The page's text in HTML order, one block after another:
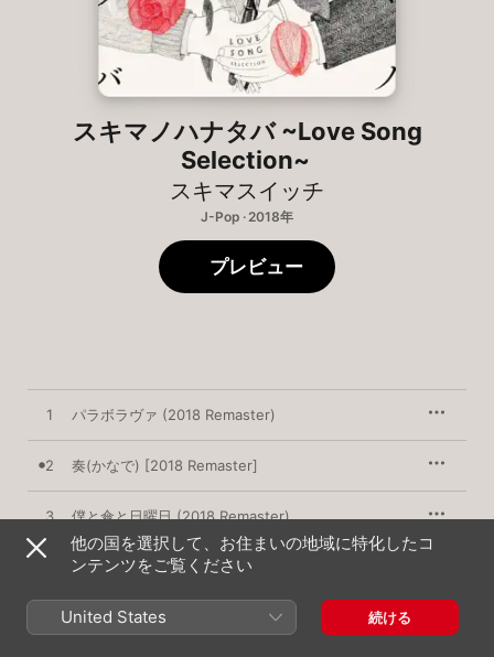
スキマノハナタバ ~Love Song
Selection~
スキマスイッチ
J-Pop · 2018年
プレビュー
1 パラボラヴァ (2018 Remaster)
2 奏(かなで) [2018 Remaster]
3 僕と傘と日曜日 (2018 Remaster)
1017小節のラブソング (2018 Remaster)
Revival (2018 Remaster)
他の国を選択して、お住まいの地域に特化したコ
ンテンツをご覧ください
United States 続ける